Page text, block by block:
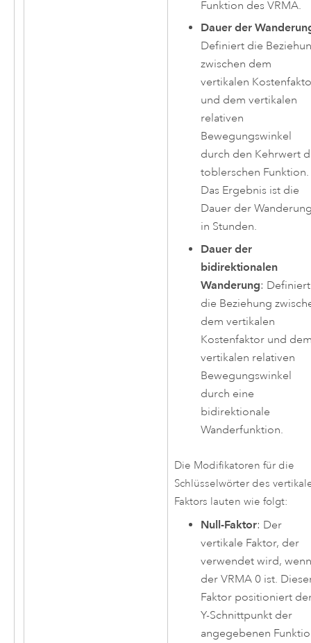
Funktion des VRMA.
Dauer der
Definiert die
zwischen dem
vertikalen
und dem vertikalen
relativen
Bewegungswinkel
durch den Kehrwert
toblerschen Funktion.
Das Ergebnis ist die
Dauer der
in Stunden.
Dauer der
bidirektionalen
Wanderung: Definiert
die Beziehung
dem vertikalen
Kostenfaktor und
vertikalen relativen
Bewegungswinkel
durch eine
bidirektionale
Wanderfunktion.
Die Modifikatoren für die
Schlüsselwörter des
Faktors lauten wie folgt:
Null-Faktor: Der
vertikale Faktor, der
verwendet wird,
der VRMA 0 ist.
Faktor positioniert
Y-Schnittpunkt der
angegebenen